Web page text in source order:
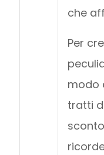
che
Per
modo
tratti